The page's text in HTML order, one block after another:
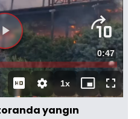
Videoyu
Oynat
Toplam
Süre
0:47
1xOynatma
Hızı
Mini
oynatıcı
Tam
Ekran
yangın